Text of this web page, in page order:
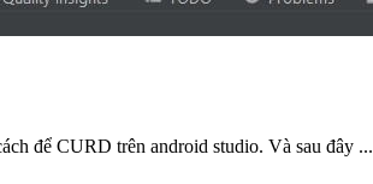
để CURD trên android studio. Và sau đây ...